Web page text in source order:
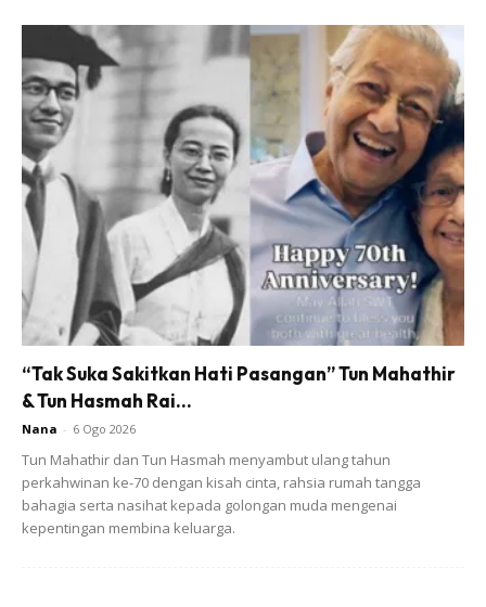
Ketika itu, dia terfikir apa tanggung jawabnya sebagai isteri
dan wanita. Sehinggalah 2014, Allah buka mata beri
peluang untuk dia mengerjakan umrah.
Ads
“Tak Suka Sakitkan Hati Pasangan” Tun Mahathir
& Tun Hasmah Rai...
Nana - 6 Ogo 2026
Tun Mahathir dan Tun Hasmah menyambut ulang tahun
perkahwinan ke-70 dengan kisah cinta, rahsia rumah tangga
bahagia serta nasihat kepada golongan muda mengenai
kepentingan membina keluarga.